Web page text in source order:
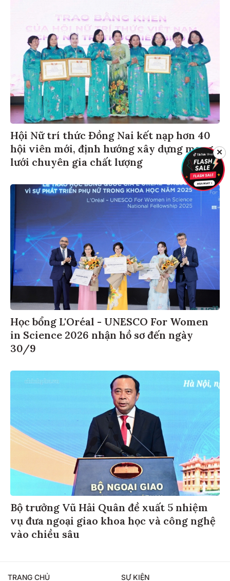
Hội Nữ trí thức Đồng Nai kết nạp hơn 40
hội viên mới, định hướng xây dựng mạng
lưới chuyên gia chất lượng
Học bổng L'Oréal - UNESCO For Women
in Science 2026 nhận hồ sơ đến ngày
30/9
Bộ trưởng Vũ Hải Quân đề xuất 5 nhiệm
vụ đưa ngoại giao khoa học và công nghệ
vào chiều sâu
TRANG CHỦ SỰ KIỆN
✕